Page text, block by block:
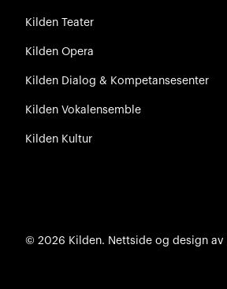
Kilden Teater
Kilden Opera
Kilden Dialog & Kompetansesenter
Kilden Vokalensemble
Kilden Kultur
© 2026 Kilden. Nettside og design av